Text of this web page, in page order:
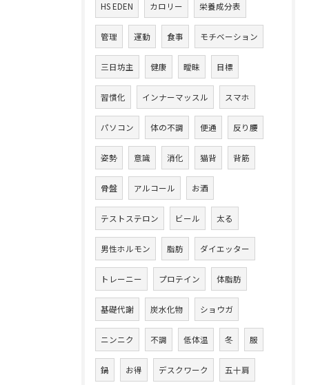
HS EDEN カロリー 栄養成分表
管理 運動 食事 モチベーション
三日坊主 健康 曖昧 目標
習慣化 インナーマッスル スマホ
パソコン 体の不調 便通 反り腰
姿勢 意識 消化 猫背 背筋
骨盤 アルコール お酒
テストステロン ビール 太る
男性ホルモン 脂肪 ダイエッター
トレーニー プロテイン 体脂肪
基礎代謝 炭水化物 ショウガ
ニンニク 不調 低体温 冬 服
鍋 お得 デスクワーク 五十肩